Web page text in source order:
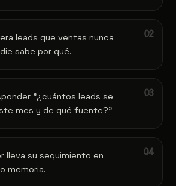
leads que ventas nunca
sabe por qué.
"¿cuántos leads se
mes y de qué fuente?"
lleva su seguimiento en
memoria.